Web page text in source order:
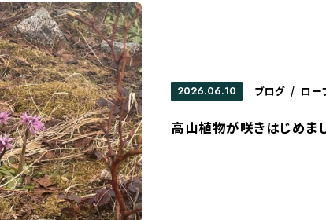
2026.06.10 ブログ / ロー
高山植物が咲きはじめま